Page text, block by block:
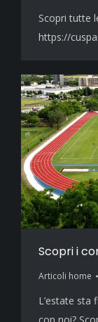
Scopri tutte
https://
Scopri i
Articoli home
L’estate